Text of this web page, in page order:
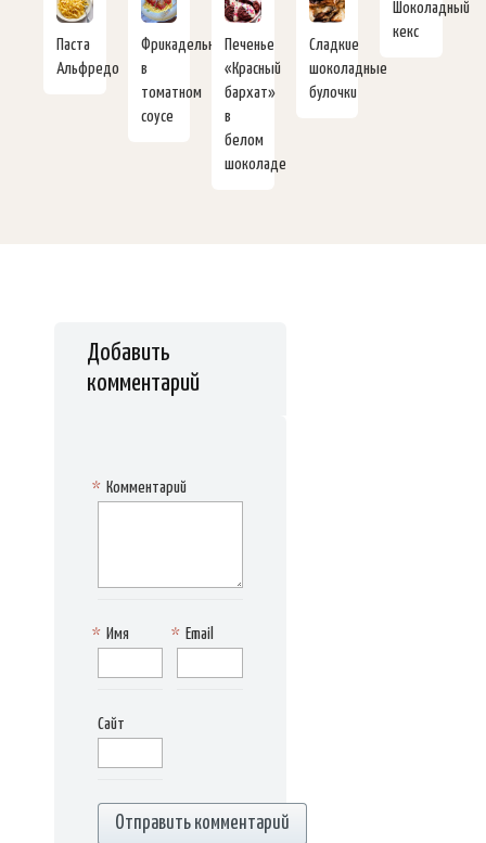
Паста
Альфредо
Фрикадельки
в
томатном
соусе
Печенье
«Красный
бархат»
в
белом
шоколаде
Сладкие
шоколадные
булочки
Шоколадный
кекс
Добавить
комментарий
Комментарий
*
Имя
* Email
*
Сайт